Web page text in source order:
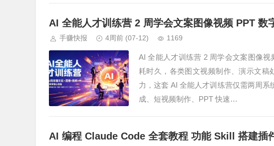
AI 全能人才训练营 2 周学会文案图像视频 PPT 数
手赚快报 4周前 (07-12) 1169
AI 全能人才训练营 2 周学会文案图像
耗时久，各类图文视频制作、演示文稿
力，这套 AI 全能人才训练营仅需两周
成、短视频制作、PPT 快速…
AI 编程 Claude Code 全套教程 功能 Skill 搭建插